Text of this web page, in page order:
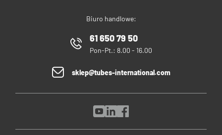
Biuro handlowe:
61 650 79 50
Pon-Pt.: 8.00 - 16.00
sklep@tubes-international.com